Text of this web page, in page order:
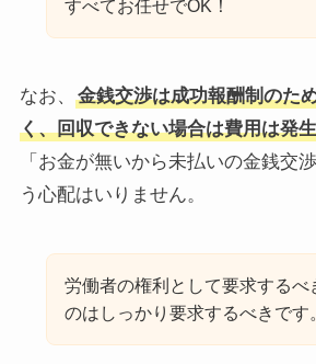
すべてお任せでOK！
なお、
金銭交渉は成功報酬制のた
く、回収できない場合は費用は発
「お金が無いから未払いの金銭交
う心配はいりません。
労働者の権利として要求するべ
のはしっかり要求するべきです